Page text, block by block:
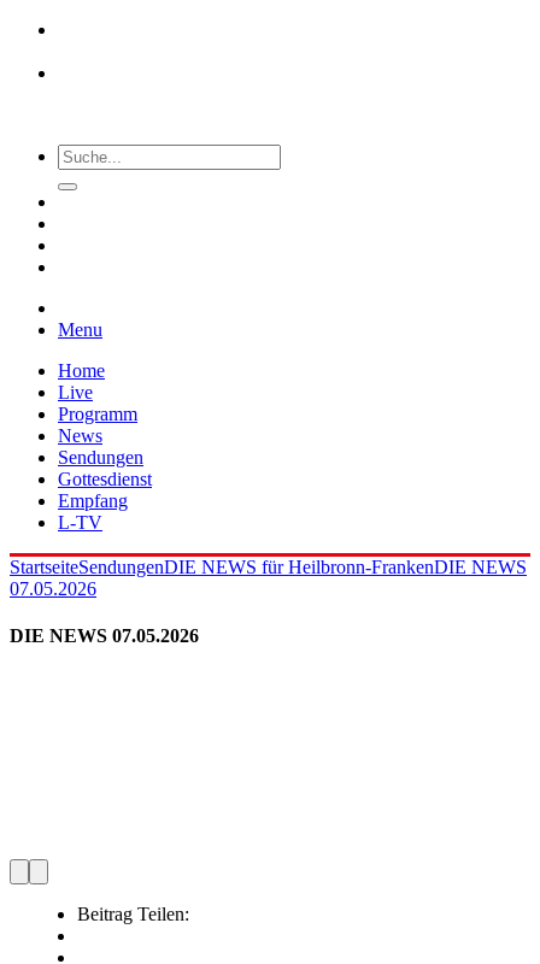
Menu
Home
Live
Programm
News
Sendungen
Gottesdienst
Empfang
L-TV
StartseiteSendungenDIE NEWS für Heilbronn-FrankenDIE NEWS
07.05.2026
DIE NEWS 07.05.2026
Beitrag Teilen: